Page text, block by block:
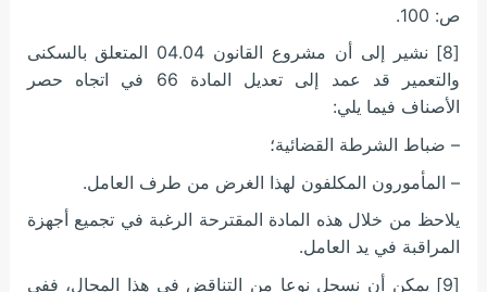
ص: 100.
[8] نشير إلى أن مشروع القانون 04.04 المتعلق بالسكنى
والتعمير قد عمد إلى تعديل المادة 66 في اتجاه حصر
الأصناف فيما يلي:
– ضباط الشرطة القضائية؛
– المأمورون المكلفون لهذا الغرض من طرف العامل.
يلاحظ من خلال هذه المادة المقترحة الرغبة في تجميع أجهزة
المراقبة في يد العامل.
[9] يمكن أن نسجل نوعا من التناقض في هذا المجال، ففي